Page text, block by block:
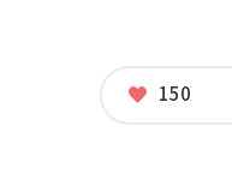
좋
150